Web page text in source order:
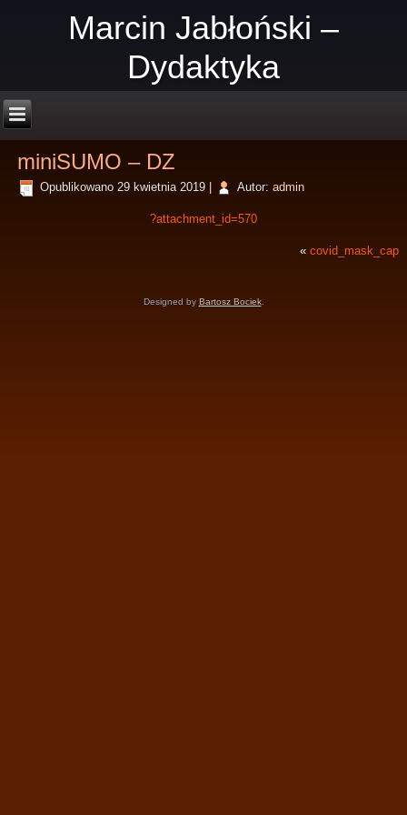
Marcin Jabłoński –
Dydaktyka
miniSUMO – DZ
Opublikowano 29 kwietnia 2019 Autor: admin
?attachment_id=570
« covid_mask_cap
Designed by Bartosz Bociek.